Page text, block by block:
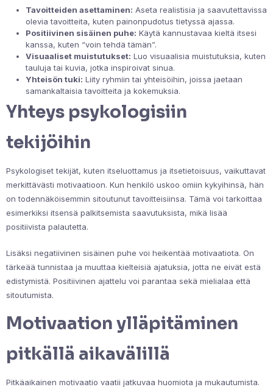
Tavoitteiden asettaminen: Aseta realistisia ja saavutettavissa
olevia tavoitteita, kuten painonpudotus tietyssä ajassa.
Positiivinen sisäinen puhe: Käytä kannustavaa kieltä itsesi
kanssa, kuten “voin tehdä tämän”.
Visuaaliset muistutukset: Luo visuaalisia muistutuksia, kuten
tauluja tai kuvia, jotka inspiroivat sinua.
Yhteisön tuki: Liity ryhmiin tai yhteisöihin, joissa jaetaan
samankaltaisia tavoitteita ja kokemuksia.
Yhteys psykologisiin
tekijöihin
Psykologiset tekijät, kuten itseluottamus ja itsetietoisuus, vaikuttavat
merkittävästi motivaatioon. Kun henkilö uskoo omiin kykyihinsä, hän
on todennäköisemmin sitoutunut tavoitteisiinsa. Tämä voi tarkoittaa
esimerkiksi itsensä palkitsemista saavutuksista, mikä lisää
positiivista palautetta.
Lisäksi negatiivinen sisäinen puhe voi heikentää motivaatiota. On
tärkeää tunnistaa ja muuttaa kielteisiä ajatuksia, jotta ne eivät estä
edistymistä. Positiivinen ajattelu voi parantaa sekä mielialaa että
sitoutumista.
Motivaation ylläpitäminen
pitkällä aikavälillä
Pitkäaikainen motivaatio vaatii jatkuvaa huomiota ja mukautumista.